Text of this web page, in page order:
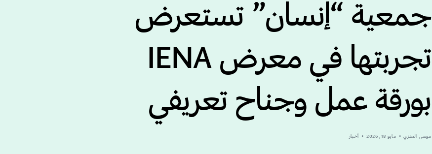
جمعية “إنسان” تستعرض
تجربتها في معرض IENA
بورقة عمل وجناح تعريفي
موسى العنزي مايو 18, 2026 أخبار